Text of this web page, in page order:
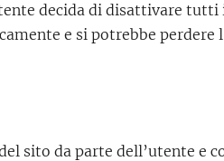
decida di disattivare
e si potrebbe perdere
sito da parte dell’utente e